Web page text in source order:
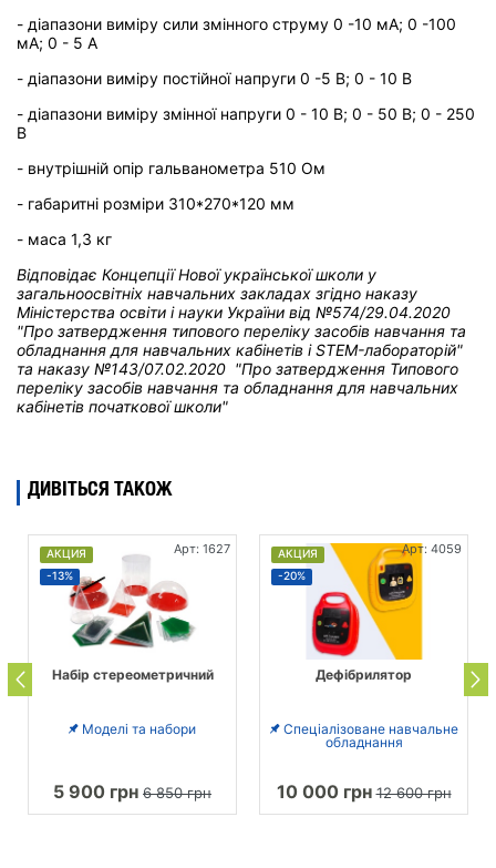
- діапазони виміру сили змінного струму 0 -10 мА; 0 -100
мА; 0 - 5 А
- діапазони виміру постійної напруги 0 -5 В; 0 - 10 B
- діапазони виміру змінної напруги 0 - 10 B; 0 - 50 B; 0 - 250
B
- внутрішній опір гальванометра 510 Ом
- габаритні розміри 310*270*120 мм
- маса 1,3 кг
Відповідає Концепції Нової української школи у
загальноосвітніх навчальних закладах згідно наказу
Міністерства освіти і науки України від №574/29.04.2020
"Про затвердження типового переліку засобів навчання та
обладнання для навчальних кабінетів і STEM-лабораторій"
та наказу №143/07.02.2020 "Про затвердження Типового
переліку засобів навчання та обладнання для навчальних
кабінетів початкової школи"
ДИВІТЬСЯ ТАКОЖ
АКЦИЯ
-13%
Арт: 1627
Набір стереометричний
Моделі та набори
5 900 грн 6 850 грн
АКЦИЯ
-20%
Арт: 4059
Дефібрилятор
Спеціалізоване навчальне
обладнання
10 000 грн12 600 грн